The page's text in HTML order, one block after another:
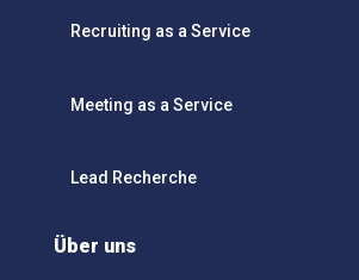
Recruiting as a Service
Meeting as a Service
Lead Recherche
Über uns